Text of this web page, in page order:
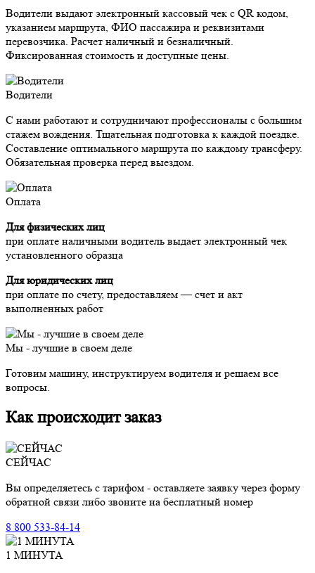
Водители выдают электронный кассовый чек с QR кодом,
указанием маршрута, ФИО пассажира и реквизитами
перевозчика. Расчет наличный и безналичный.
Фиксированная стоимость и доступные цены.
Водители
С нами работают и сотрудничают профессионалы с большим
стажем вождения. Тщательная подготовка к каждой поездке.
Составление оптимального маршрута по каждому трансферу.
Обязательная проверка перед выездом.
Оплата
Для физических лиц
при оплате наличными водитель выдает электронный чек
установленного образца
Для юридических лиц
при оплате по счету, предоставляем — счет и акт
выполненных работ
Мы - лучшие в своем деле
Готовим машину, инструктируем водителя и решаем все
вопросы.
Как происходит заказ
СЕЙЧАС
Вы определяетесь с тарифом - оставляете заявку через форму
обратной связи либо звоните на бесплатный номер
8 800 533-84-14
1 МИНУТА